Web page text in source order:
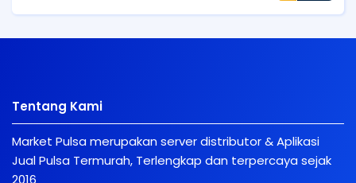
Tentang Kami
Market Pulsa merupakan server distributor & Aplikasi
Jual Pulsa Termurah, Terlengkap dan terpercaya sejak
2016